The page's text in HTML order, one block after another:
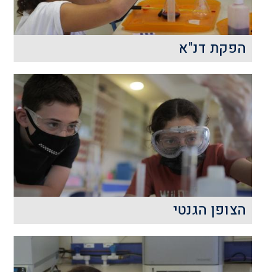
הדנ"א – המולקולה הענקית המכילה את כל
המידע הגנטי שלנו ושל כל הייצורים החיים
התגלתה לפני פחות ממאה שנים.
קרא עוד
הפקת דנ"א
איך ארבע אותיות הופכות אותנו, בני האדם,
להיות דומים ושונים כל כך משימפנזות בעת
ובעונה אחת?
הצופן הגנטי